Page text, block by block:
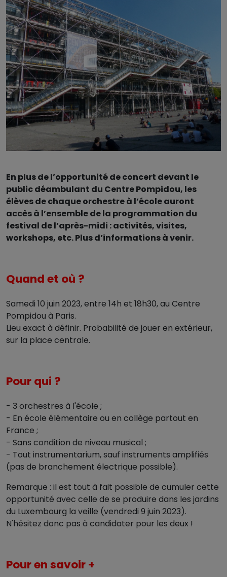
En plus de l’opportunité de concert devant le
public déambulant du Centre Pompidou, les
élèves de chaque orchestre à l’école auront
accès à l’ensemble de la programmation du
festival de l’après-midi : activités, visites,
workshops, etc. Plus d’informations à venir.
Quand et où ?
Samedi 10 juin 2023, entre 14h et 18h30, au Centre
Pompidou à Paris.
Lieu exact à définir. Probabilité de jouer en extérieur,
sur la place centrale.
Pour qui ?
- 3 orchestres à l'école ;
- En école élémentaire ou en collège partout en
France ;
- Sans condition de niveau musical ;
- Tout instrumentarium, sauf instruments amplifiés
(pas de branchement électrique possible).
Remarque : il est tout à fait possible de cumuler cette
opportunité avec celle de se produire dans les jardins
du Luxembourg la veille (vendredi 9 juin 2023).
N'hésitez donc pas à candidater pour les deux !
Pour en savoir +